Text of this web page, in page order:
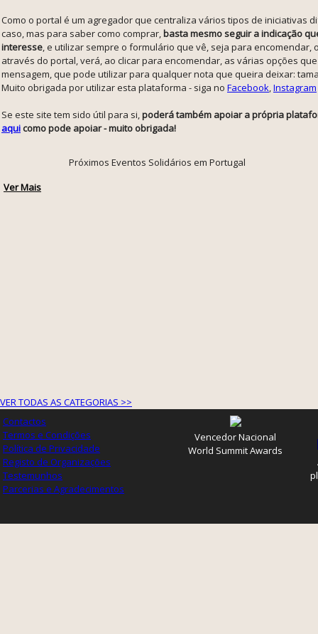
Como o portal é um agregador que centraliza vários tipos de iniciativas
caso, mas para saber como comprar, basta mesmo seguir a indicação
interesse , e utilizar sempre o formulário que vê, seja para
através do portal, verá, ao clicar para encomendar, as várias opções
mensagem, que pode utilizar para qualquer nota que queira deixar:
Muito obrigada por utilizar esta plataforma - siga no Facebook Instagram
Se este site tem sido útil para si, poderá também apoiar a própria
aqui como pode apoiar - muito obrigada!
Próximos Eventos Solidários em Portugal
Ver Mais
VER TODAS AS CATEGORIAS >>
Contactos
Termos e Condições
Política de Privacidade
Registo de Organizações
Testemunhos
Parcerias e Agradecimentos
Vencedor Nacional
World Summit Awards